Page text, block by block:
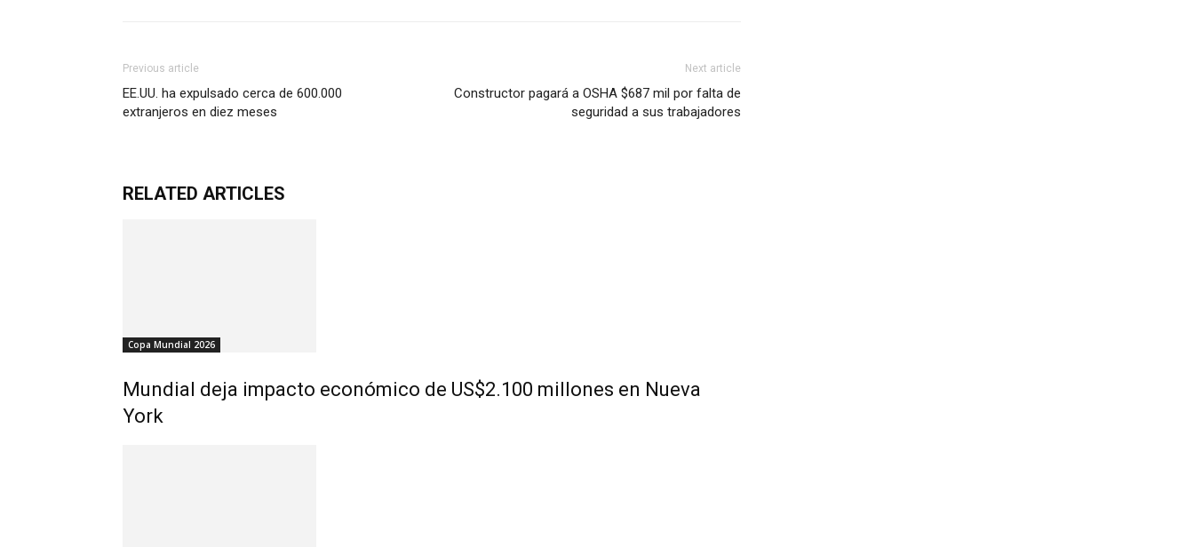
Previous article
EE.UU. ha expulsado cerca de 600.000
extranjeros en diez meses
Next article
Constructor pagará a OSHA $687 mil por falta de
seguridad a sus trabajadores
RELATED ARTICLES
Copa Mundial 2026
Mundial deja impacto económico de US$2.100 millones en Nueva
York